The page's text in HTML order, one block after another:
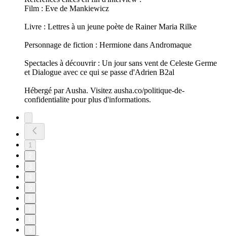
Film : Eve de Mankiewicz
Livre : Lettres à un jeune poète de Rainer Maria Rilke
Personnage de fiction : Hermione dans Andromaque
Spectacles à découvrir : Un jour sans vent de Celeste Germe
et Dialogue avec ce qui se passe d'Adrien B2al
Hébergé par Ausha. Visitez ausha.co/politique-de-
confidentialite pour plus d'informations.
1